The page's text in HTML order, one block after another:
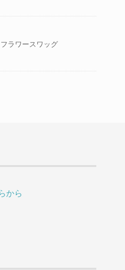
ラワースワッグ
から